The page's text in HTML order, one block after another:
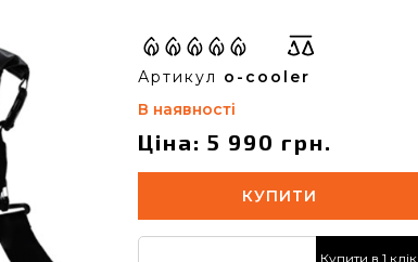
Артикул o-cooler
В наявності
Ціна: 5 990 грн.
КУПИТИ
Купити в 1 клік